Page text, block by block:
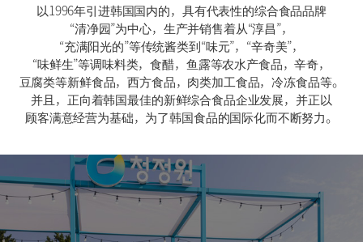
以1996年引进韩国国内的，具有代表性的综合食品品牌
“清净园”为中心，生产并销售着从“淳昌”，
“充满阳光的”等传统酱类到“味元”，“辛奇美”，
“味鲜生”等调味料类，食醋，鱼露等农水产食品，辛奇，
豆腐类等新鲜食品，西方食品，肉类加工食品，冷冻食品等。
并且，正向着韩国最佳的新鲜综合食品企业发展，并正以
顾客满意经营为基础，为了韩国食品的国际化而不断努力。